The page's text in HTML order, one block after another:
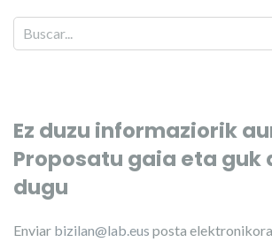
Ez duzu informaziorik
Proposatu gaia eta guk
dugu
Enviar bizilan@lab.eus posta elektronikora